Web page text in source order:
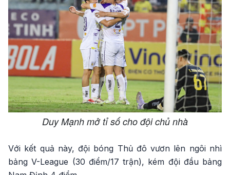
Duy Mạnh mở tỉ số cho đội chủ nhà
Với kết quả này, đội bóng Thủ đô vươn lên ngôi nhì
bảng V-League (30 điểm/17 trận), kém đội đầu bảng